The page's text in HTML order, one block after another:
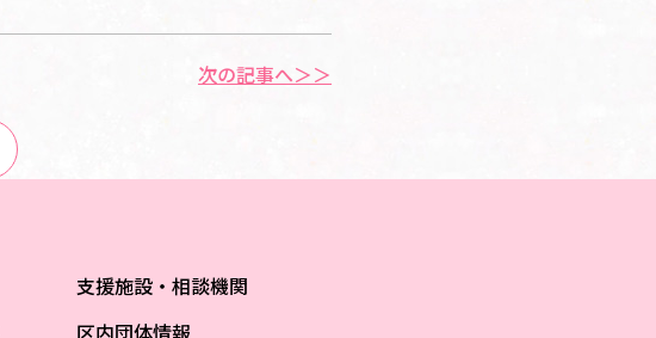
次の記事へ＞＞
支援施設・相談機関
区内団体情報